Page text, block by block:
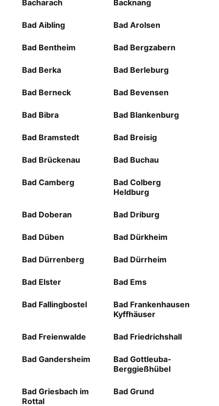
Bacharach Backnang
Bad Aibling Bad Arolsen
Bad Bentheim Bad Bergzabern
Bad Berka Bad Berleburg
Bad Berneck Bad Bevensen
Bad Bibra Bad Blankenburg
Bad Bramstedt Bad Breisig
Bad Brückenau Bad Buchau
Bad Camberg
Bad Colberg
Heldburg
Bad Doberan Bad Driburg
Bad Düben Bad Dürkheim
Bad Dürrenberg Bad Dürrheim
Bad Elster Bad Ems
Bad Fallingbostel
Bad Frankenhausen
Kyffhäuser
Bad Freienwalde Bad Friedrichshall
Bad Gandersheim
Bad Gottleuba-
Berggießhübel
Bad Griesbach im
Rottal
Bad Grund